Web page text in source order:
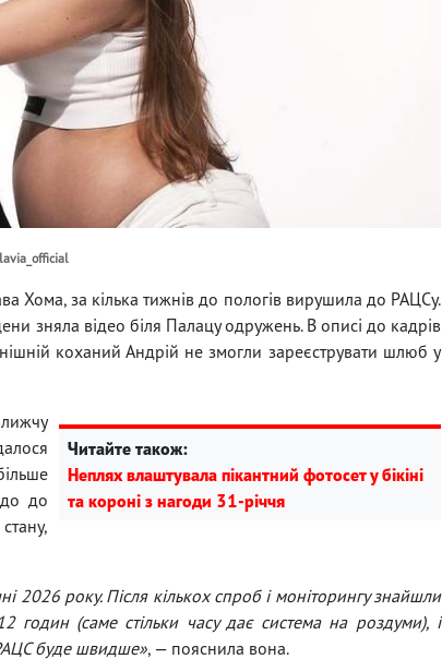
Хома, за кілька тижнів до пологів вирушила до РАЦСу.
зняла відео біля Палацу одружень. В описі до кадрів
коханий Андрій не змогли зареєструвати шлюб у
Читайте також:
Неплях влаштувала пікантний фотосет у бікіні
та короні з нагоди 31-річчя
до
2026 року. Після кількох спроб і моніторингу знайшли
годин (саме стільки часу дає система на роздуми), і
буде швидше», — пояснила вона.